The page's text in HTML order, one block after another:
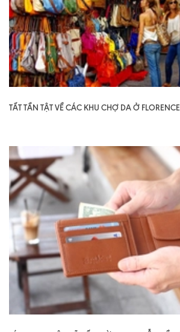
TẤT TẦN TẬT VỀ CÁC KHU CHỢ DA Ở FLORENCE